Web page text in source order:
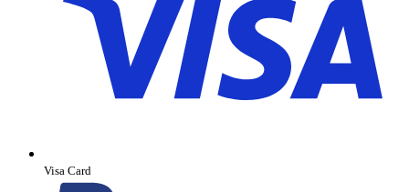
Visa Card